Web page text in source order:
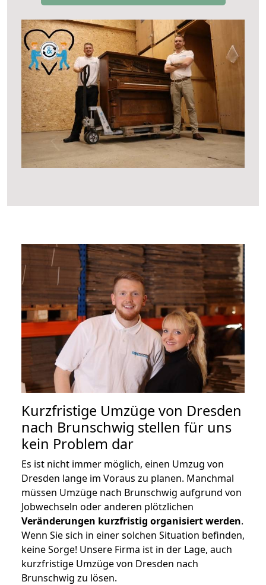
Kurzfristige Umzüge von Dresden
nach Brunschwig stellen für uns
kein Problem dar
Es ist nicht immer möglich, einen Umzug von
Dresden lange im Voraus zu planen. Manchmal
müssen Umzüge nach Brunschwig aufgrund von
Jobwechseln oder anderen plötzlichen
Veränderungen kurzfristig organisiert werden.
Wenn Sie sich in einer solchen Situation befinden,
keine Sorge! Unsere Firma ist in der Lage, auch
kurzfristige Umzüge von Dresden nach
Brunschwig zu lösen.